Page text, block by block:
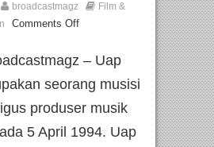
broadcastmagz
Film &
Comments Off
– Uap
seorang musisi
produser musik
5 April 1994. Uap